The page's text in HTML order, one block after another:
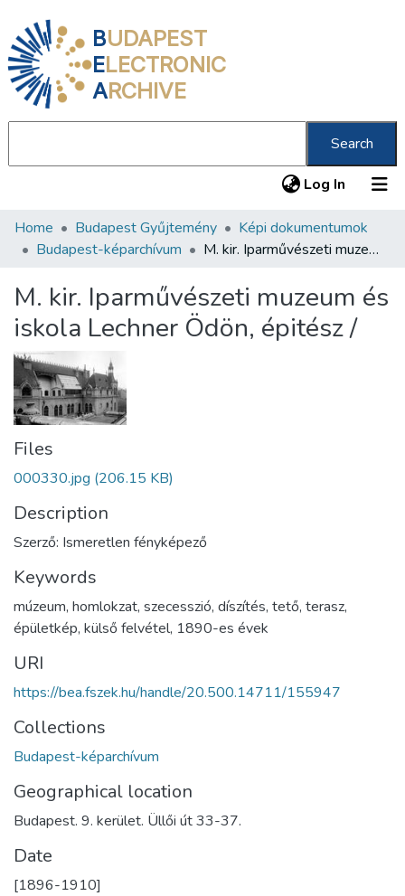
BUDAPEST
ELECTRONIC
ARCHIVE
Search
Log In (current)
Communities & Collections
Statistics
About us
Home Budapest Gyűjtemény
Képi dokumentumok
Budapest-képarchívum
M. kir. Iparművészeti muzeum és iskola Lechner Ödön, épitész /
M. kir. Iparművészeti muzeum és
iskola Lechner Ödön, épitész /
Files
000330.jpg (206.15 KB)
Description
Szerző: Ismeretlen fényképező
Keywords
múzeum, homlokzat, szecesszió, díszítés, tető, terasz,
épületkép, külső felvétel, 1890-es évek
URI
https://bea.fszek.hu/handle/20.500.14711/155947
Collections
Budapest-képarchívum
Geographical location
Budapest. 9. kerület. Üllői út 33-37.
Date
[1896-1910]